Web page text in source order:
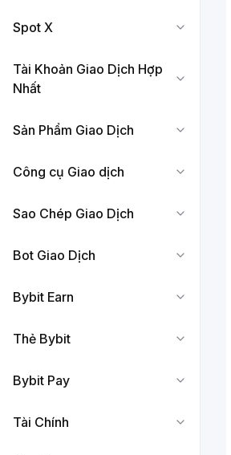
Spot X
Tài Khoản Giao Dịch Hợp
Nhất
Sản Phẩm Giao Dịch
Công cụ Giao dịch
Sao Chép Giao Dịch
Bot Giao Dịch
Bybit Earn
Thẻ Bybit
Bybit Pay
Tài Chính